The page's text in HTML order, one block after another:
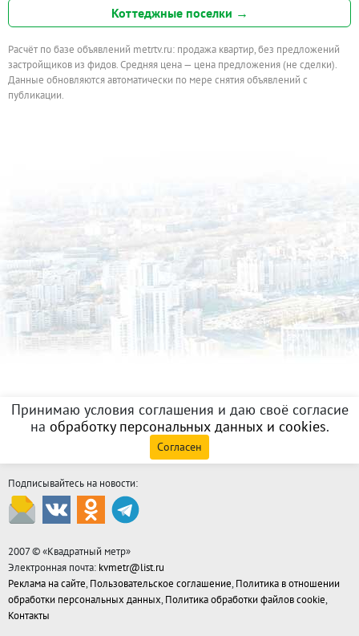
Коттеджные поселки →
Расчёт по базе объявлений metrtv.ru: продажа квартир, без предложений
застройщиков из фидов. Средняя цена — цена предложения (не сделки).
Данные обновляются автоматически по мере снятия объявлений с
публикации.
Принимаю условия соглашения и даю своё согласие
на обработку персональных данных и cookies.
Согласен
Подписывайтесь на новости:
2007 © «Квадратный метр»
Электронная почта: kvmetr@list.ru
Реклама на сайте, Пользовательское соглашение, Политика в отношении
обработки персональных данных, Политика обработки файлов cookie,
Контакты